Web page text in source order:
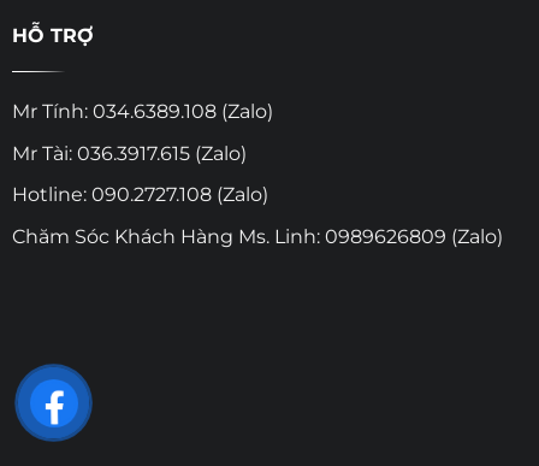
HỖ TRỢ
Mr Tính: 034.6389.108 (Zalo)
Mr Tài: 036.3917.615 (Zalo)
Hotline: 090.2727.108 (Zalo)
Chăm Sóc Khách Hàng Ms. Linh: 0989626809 (Zalo)